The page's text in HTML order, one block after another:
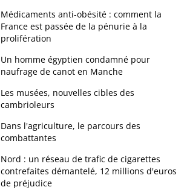
Médicaments anti-obésité : comment la
France est passée de la pénurie à la
prolifération
Un homme égyptien condamné pour
naufrage de canot en Manche
Les musées, nouvelles cibles des
cambrioleurs
Dans l'agriculture, le parcours des
combattantes
Nord : un réseau de trafic de cigarettes
contrefaites démantelé, 12 millions d'euros
de préjudice